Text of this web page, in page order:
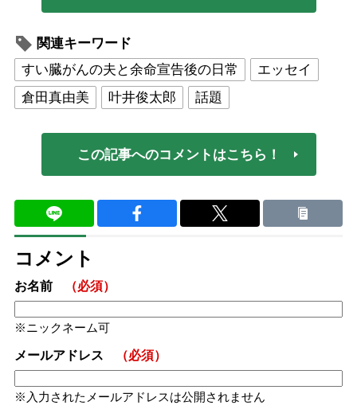
関連キーワード
すい臓がんの夫と余命宣告後の日常
エッセイ
倉田真由美
叶井俊太郎 話題
この記事へのコメントはこちら！
コメント
お名前 （必須）
ニックネーム可
メールアドレス （必須）
入力されたメールアドレスは公開されません